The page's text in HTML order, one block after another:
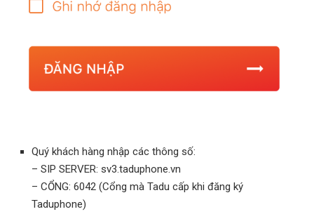
Quý khách hàng nhập các thông số:
– SIP SERVER: sv3.taduphone.vn
– CỔNG: 6042 (Cổng mà Tadu cấp khi đăng ký
Taduphone)